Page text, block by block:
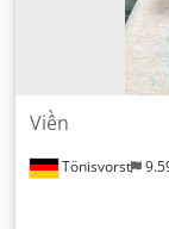
Tönisvorst
Viền